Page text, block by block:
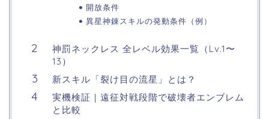
開放条件
異星神錬スキルの発動条件（例）
神罰ネックレス 全レベル効果一覧（Lv.1〜
13）
新スキル「裂け目の流星」とは？
実機検証｜遠征対戦段階で破壊者エンブレム
と比較